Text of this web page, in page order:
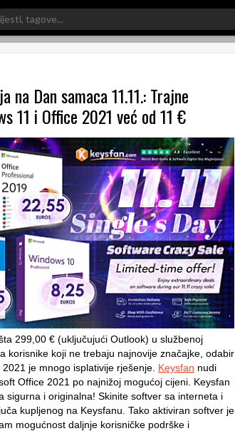
na Dan samaca 11.11.: Trajne
11 i Office 2021 već od 11 €
299,00 € (uključujući Outlook) u službenoj
korisnike koji ne trebaju najnovije značajke, odabir
je mnogo isplativije rješenje. Keysfan nudi
Office 2021 po najnižoj mogućoj cijeni. Keysfan
sigurna i originalna! Skinite softver sa interneta i
kupljenog na Keysfanu. Tako aktiviran softver je
mogućnost daljnje korisničke podrške i